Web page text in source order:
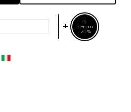
+
От
6 метров
-20%